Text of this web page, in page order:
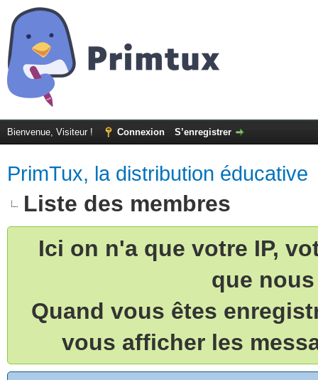
Bienvenue, Visiteur ! Connexion S’enregistrer
PrimTux, la distribution éducative
Liste des membres
Ici on n'a que votre IP,
que
Quand vous êtes
vous afficher les